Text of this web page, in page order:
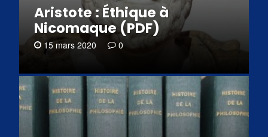
Aristote : Éthique à
Nicomaque (PDF)
15 mars 2020 0